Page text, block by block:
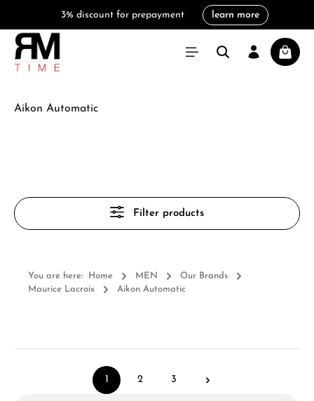
3% discount for prepayment learn more
Aikon Automatic
Filter products
You are here: Home MEN
Our Brands
Maurice Lacroix
Aikon Automatic
Page
1 2 3